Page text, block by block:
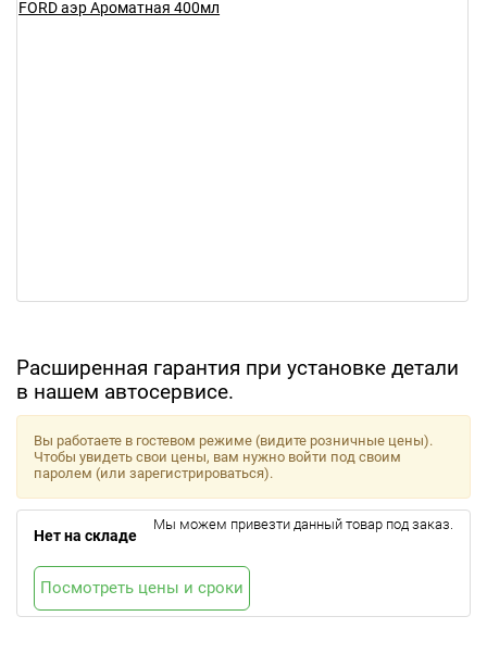
Расширенная гарантия при установке детали
в нашем автосервисе.
Вы работаете в гостевом режиме (видите розничные цены).
Чтобы увидеть свои цены, вам нужно войти под своим
паролем (или зарегистрироваться).
Нет на складе
Мы можем привезти данный товар под заказ.
Посмотреть цены и сроки